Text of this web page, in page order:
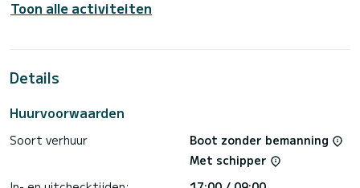
Buitenboordmotor, Luidsprekers.
Toon alle activiteiten
Details
Huurvoorwaarden
Soort verhuur
Boot zonder bemanning
Met schipper